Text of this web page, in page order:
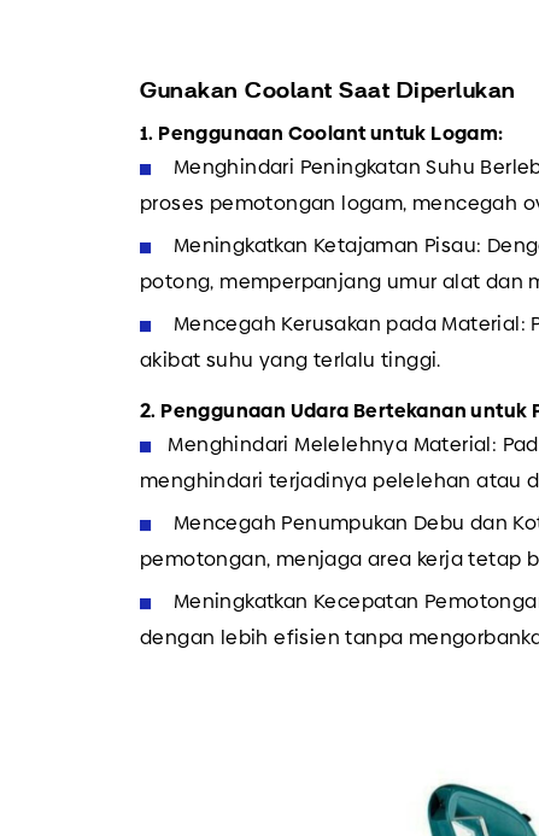
Gunakan Coolant Saat Diperlukan
1. Penggunaan Coolant untuk Logam:
Menghindari Peningkatan Suhu
proses pemotongan logam, mencegah
Meningkatkan Ketajaman Pisau:
potong, memperpanjang umur alat dan
Mencegah Kerusakan pada
akibat suhu yang terlalu tinggi.
2. Penggunaan Udara Bertekanan untuk
Menghindari Melelehnya Material:
menghindari terjadinya pelelehan atau
Mencegah Penumpukan Debu dan
pemotongan, menjaga area kerja tetap
Meningkatkan Kecepatan
dengan lebih efisien tanpa